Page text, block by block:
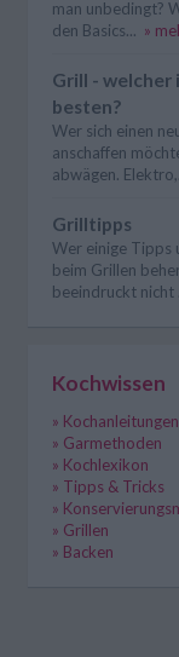
man unbedingt?
den Basics... »
Grill - welcher
besten?
Wer sich einen
anschaffen
abwägen.
Grilltipps
Wer einige Tipps
beim Grillen
beeindruckt nicht
Kochwissen
» Kochanleitungen
» Garmethoden
» Kochlexikon
» Tipps & Tricks
»
» Grillen
» Backen